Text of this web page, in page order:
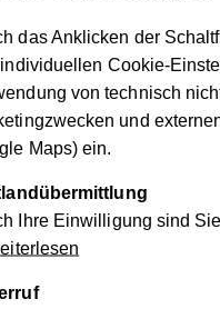
& Bestellung
St. Pölten
800 408
das Anklicken der
Cookie-
von technisch
und
Maps) ein.
Ihre Einwilligung sind